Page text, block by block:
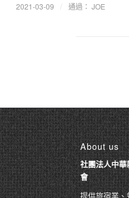
2021-03-09 通過： JOE
About us
社團法人中
會
提供旅宿業